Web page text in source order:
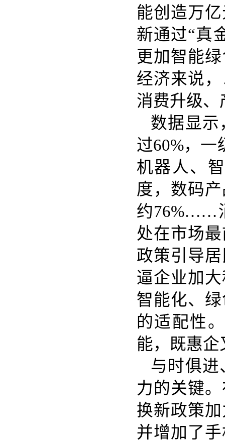
能创造万
新通过“真
更加智能
经济来说
消费升级
数据显示
过60%，一
机器人、
度，数码
约76%……
处在市场
政策引导
逼企业加
智能化、
的适配性
能，既惠
与时俱进
力的关键
换新政策
并增加了